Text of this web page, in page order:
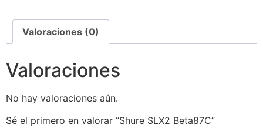
Valoraciones (0)
Valoraciones
No hay valoraciones aún.
Sé el primero en valorar “Shure SLX2 Beta87C”